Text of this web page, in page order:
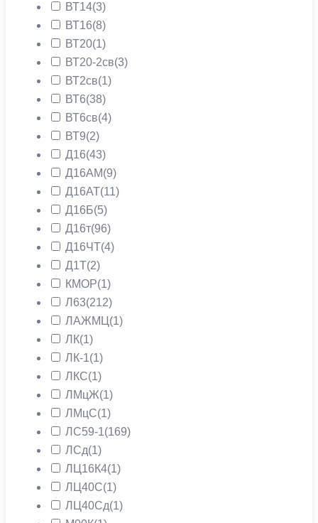
ВТ14(3)
ВТ16(8)
ВТ20(1)
ВТ20-2св(3)
ВТ2св(1)
ВТ6(38)
ВТ6св(4)
ВТ9(2)
Д16(43)
Д16АМ(9)
Д16АТ(11)
Д16Б(5)
Д16т(96)
Д16ЧТ(4)
Д1Т(2)
КМОР(1)
Л63(212)
ЛАЖМЦ (1)
ЛК(1)
ЛК-1(1)
ЛКС(1)
ЛМцЖ(1)
ЛМцС(1)
ЛС59-1(169)
ЛСд(1)
ЛЦ16К4(1)
ЛЦ40С(1)
ЛЦ40Сд(1)